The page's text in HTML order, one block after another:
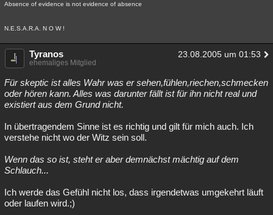
Absence of evidence is not evidence of absence
N.E.S.A.R.A. N O W !
Tyranos 23.08.2005 um 01:53
ehemaliges Mitglied
Für skeptic ist alles Wahr was er sehen,fühlen,riechen,schmecken
oder hören kann. Alles was darunter fällt ist für ihn nicht real und
existiert aus dem Grund nicht.
In übertragendem Sinne ist es richtig und gilt für mich auch. Ich
verstehe nicht wo der Witz sein soll.
Wenn das so ist, steht er aber demnächst mächtig auf dem
Schlauch...
Ich werde das Gefühl nicht los, dass irgendetwas umgekehrt läuft
oder laufen wird.;)